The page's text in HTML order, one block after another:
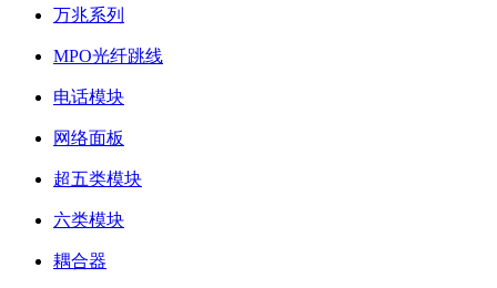
万兆系列
MPO光纤跳线
电话模块
网络面板
超五类模块
六类模块
耦合器